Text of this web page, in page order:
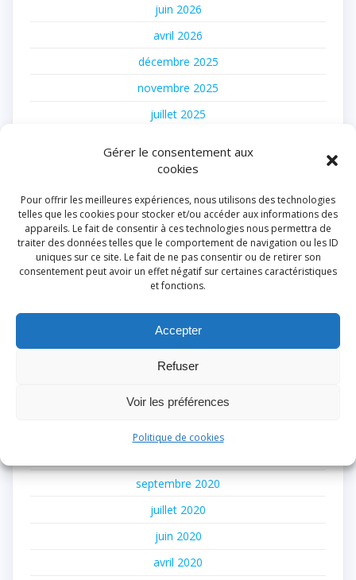
Gérer le consentement aux
cookies
Pour offrir les meilleures expériences, nous utilisons des technologies
telles que les cookies pour stocker et/ou accéder aux informations des
appareils. Le fait de consentir à ces technologies nous permettra de
traiter des données telles que le comportement de navigation ou les ID
uniques sur ce site. Le fait de ne pas consentir ou de retirer son
consentement peut avoir un effet négatif sur certaines caractéristiques
et fonctions.
Accepter
Refuser
Voir les préférences
Politique de cookies
juin 2026
avril 2026
décembre 2025
novembre 2025
juillet 2025
février 2025
août 2024
juillet 2024
juin 2024
mars 2024
janvier 2024
décembre 2023
mai 2022
avril 2022
septembre 2020
juillet 2020
juin 2020
avril 2020